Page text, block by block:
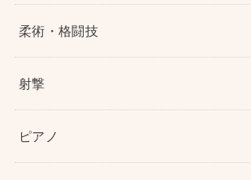
柔術・格闘技
射撃
ピアノ